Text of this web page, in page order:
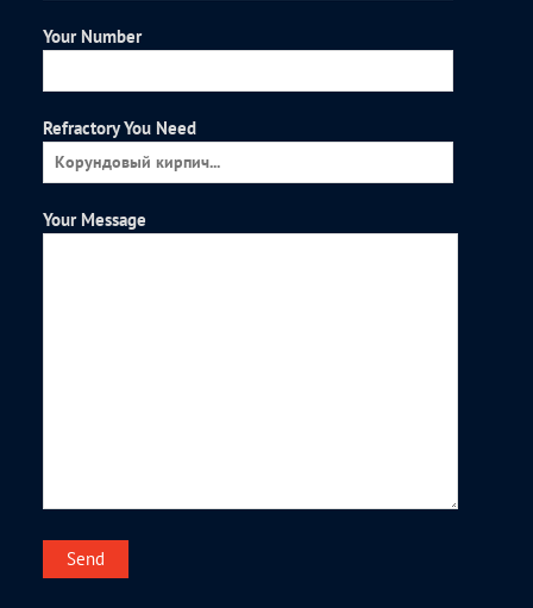
Your Number
Refractory You Need
Your Message